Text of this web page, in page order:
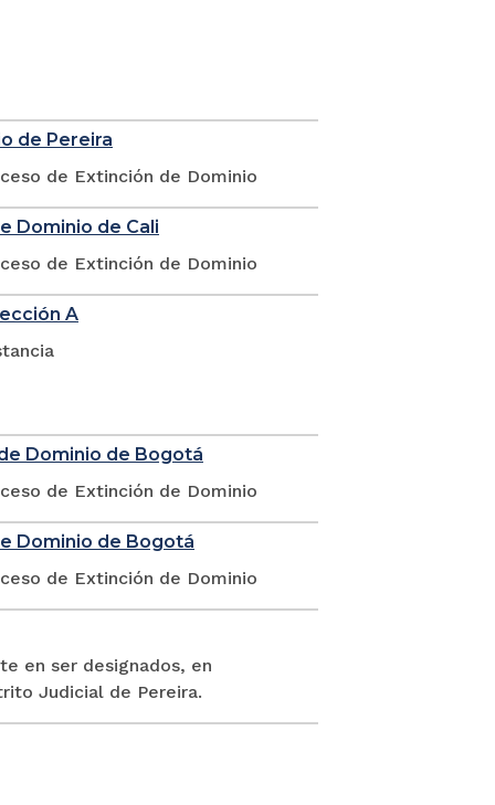
de Pereira
de Extinción de Dominio
Dominio de Cali
de Extinción de Dominio
A
Dominio de Bogotá
de Extinción de Dominio
Dominio de Bogotá
de Extinción de Dominio
en ser designados, en
Judicial de Pereira.